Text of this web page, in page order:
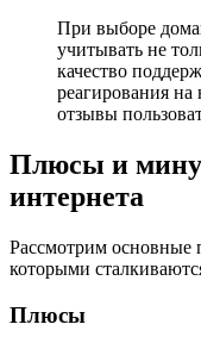
При выборе
учитывать не
качество
реагирования на
отзывы
Плюсы и
интернета
Рассмотрим основные
которыми
Плюсы